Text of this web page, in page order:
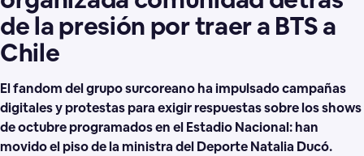
de la presión por traer a BTS a
Chile
El fandom del grupo surcoreano ha impulsado campañas
digitales y protestas para exigir respuestas sobre los shows
de octubre programados en el Estadio Nacional: han
movido el piso de la ministra del Deporte Natalia Ducó.